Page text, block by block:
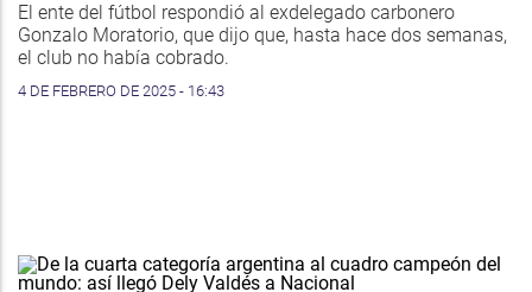
El ente del fútbol respondió al exdelegado carbonero
Gonzalo Moratorio, que dijo que, hasta hace dos semanas,
el club no había cobrado.
4 DE FEBRERO DE 2025 - 16:43